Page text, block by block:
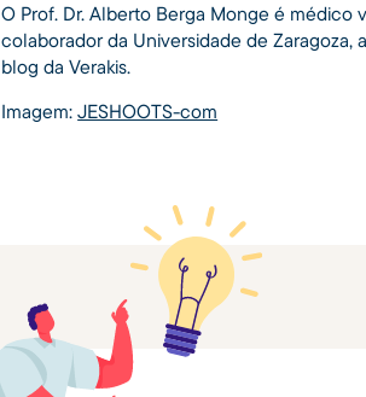
O Prof. Dr. Alberto Berga Monge é médico
colaborador da Universidade de
blog da Verakis.
Imagem:JESHOOTS-com